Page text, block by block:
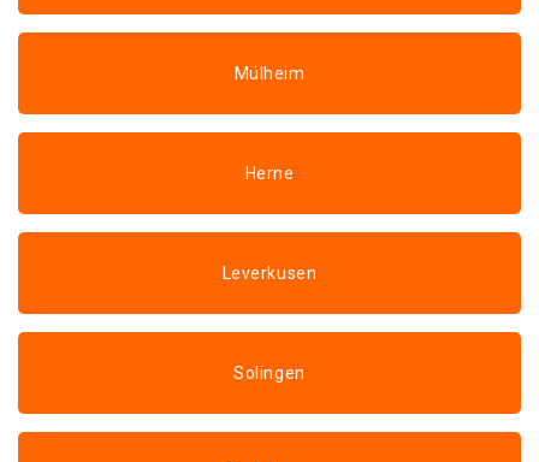
Mülheim
Herne
Leverkusen
Solingen